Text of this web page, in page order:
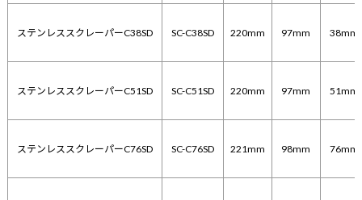
ステンレススクレーパーC38SD SC-C38SD 220mm 97mm 38mm
ステンレススクレーパーC51SD SC-C51SD 220mm 97mm 51mm
ステンレススクレーパーC76SD SC-C76SD 221mm 98mm 76mm